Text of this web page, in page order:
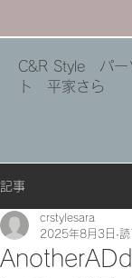
C&R Style パー
ト 平家さら
記事
crstylesara
2025年8月3日